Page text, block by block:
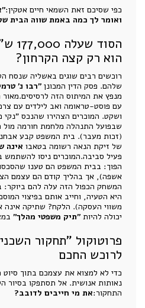
כפי שסיכם זאת השמאי חיים אטקין:
ואומר לך כמה באמת שווה הבית
הוא רק קצה הקרחון?
רוכשים רבים שוגים באשליה שנסח
שלהם. פסק הדין המכונן "רבו נ'
מנפץ את המיתוס הזה
עם פוסט-טראומה ואב לילדים עם
ושקט. המוכרים הצהירו שהנכס "נקי
שבפועל התנהלה מלחמת חורמה
(זכות מעבר). בית המשפט קבע
של זיקת הנאה רשומה בטאבו אינה
פעיל סביבה.המוכרים ניסו
הפוך: בבית המשפט הם טענו
אשפה), אך בהליך קודם הם עצמם
המשחק הכפול הזה עלה להם
היא הטעיה, וחייב אותם בפיצוי
משווי העסקה). הלקח? שתיקה אינה
יכולה להיות "תיק משפטי מהלך"
פרוטוקול "תחקור
לרוכש החכם
כדי לא למצוא את עצמכם בתוך
נאותות אנושית. אל תסתפקו בסיור
התחקור:את מי חייבים לדובב?